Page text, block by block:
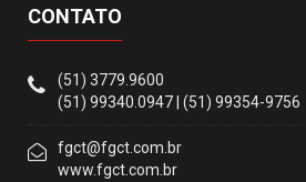
CONTATO
(51) 3779.9600
(51) 99340.0947 | (51) 99354-9756
fgct@fgct.com.br
www.fgct.com.br